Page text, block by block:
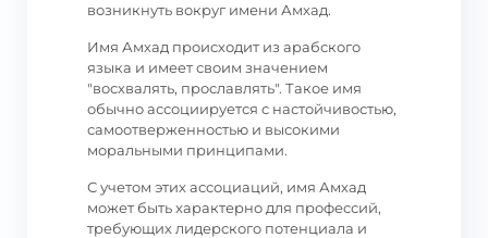
возникнуть вокруг имени Амхад.
Имя Амхад происходит из арабского
языка и имеет своим значением
"восхвалять, прославлять". Такое имя
обычно ассоциируется с настойчивостью,
самоотверженностью и высокими
моральными принципами.
С учетом этих ассоциаций, имя Амхад
может быть характерно для профессий,
требующих лидерского потенциала и